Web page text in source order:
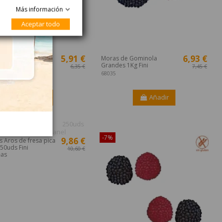
de Gominola
5,91 €
6,35 €
Moras de Gominola
Grandes 1Kg Fini
68035
6,93 €
7,45 €
Añadir
Aros de fresa pica
Fini
9,86 €
10,60 €
-7%
Más información
Aceptar todo